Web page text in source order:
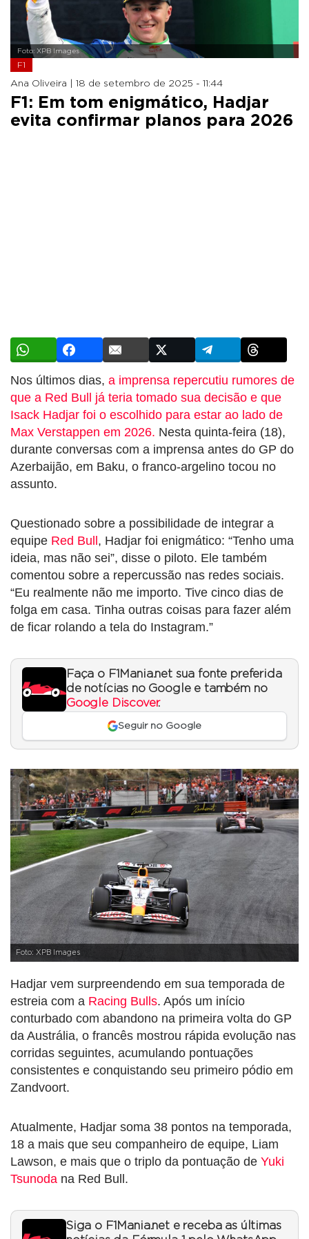
Foto: XPB Images
F1
Ana Oliveira | 18 de setembro de 2025 - 11:44
F1: Em tom enigmático, Hadjar
evita confirmar planos para 2026
Nos últimos dias, a imprensa repercutiu rumores de
que a Red Bull já teria tomado sua decisão e que
Isack Hadjar foi o escolhido para estar ao lado de
Max Verstappen em 2026. Nesta quinta-feira (18),
durante conversas com a imprensa antes do GP do
Azerbaijão, em Baku, o franco-argelino tocou no
assunto.
Questionado sobre a possibilidade de integrar a
equipe Red Bull, Hadjar foi enigmático: “Tenho uma
ideia, mas não sei”, disse o piloto. Ele também
comentou sobre a repercussão nas redes sociais.
“Eu realmente não me importo. Tive cinco dias de
folga em casa. Tinha outras coisas para fazer além
de ficar rolando a tela do Instagram.”
Faça o F1Mania.net sua fonte preferida
de notícias no Google e também no
Google Discover.
Seguir no Google
Foto: XPB Images
Hadjar vem surpreendendo em sua temporada de
estreia com a Racing Bulls. Após um início
conturbado com abandono na primeira volta do GP
da Austrália, o francês mostrou rápida evolução nas
corridas seguintes, acumulando pontuações
consistentes e conquistando seu primeiro pódio em
Zandvoort.
Atualmente, Hadjar soma 38 pontos na temporada,
18 a mais que seu companheiro de equipe, Liam
Lawson, e mais que o triplo da pontuação de Yuki
Tsunoda na Red Bull.
Siga o F1Mania.net e receba as últimas